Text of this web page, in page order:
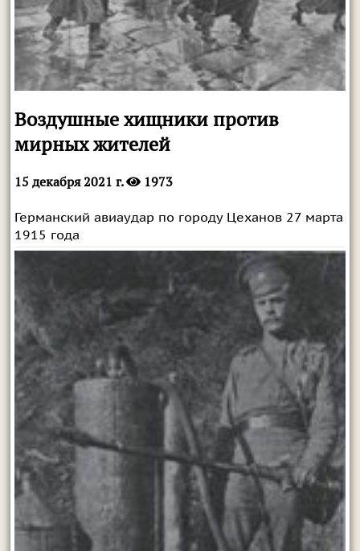
Воздушные хищники против
мирных жителей
15 декабря 2021 г. 1973
Германский авиаудар по городу Цеханов 27 марта
1915 года